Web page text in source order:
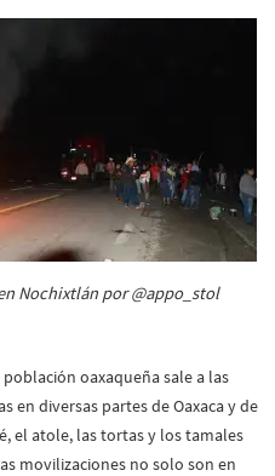
Nochixtlán por @appo_stol
oaxaqueña sale a las
en diversas partes de Oaxaca y de
el atole, las tortas y los tamales
movilizaciones no solo son en